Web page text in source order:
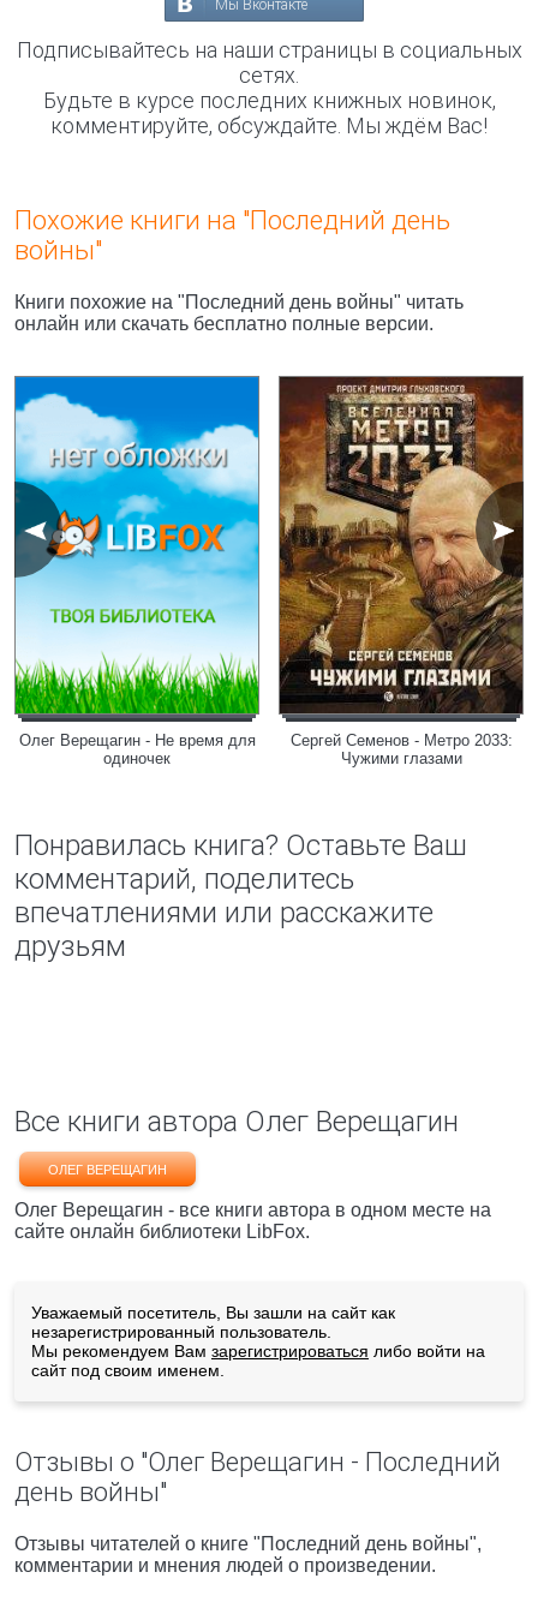
Мы Вконтакте
Подписывайтесь на наши страницы в социальных
сетях.
Будьте в курсе последних книжных новинок,
комментируйте, обсуждайте. Мы ждём Вас!
Похожие книги на "Последний день
войны"
Книги похожие на "Последний день войны" читать
онлайн или скачать бесплатно полные версии.
Олег Верещагин - Не время для
одиночек
Сергей Семенов - Метро 2033:
Чужими глазами
Понравилась книга? Оставьте Ваш
комментарий, поделитесь
впечатлениями или расскажите
друзьям
Все книги автора Олег Верещагин
ОЛЕГ ВЕРЕЩАГИН
Олег Верещагин - все книги автора в одном месте на
сайте онлайн библиотеки LibFox.
Уважаемый посетитель, Вы зашли на сайт как
незарегистрированный пользователь.
Мы рекомендуем Вам зарегистрироваться либо войти на
сайт под своим именем.
Отзывы о "Олег Верещагин - Последний
день войны"
Отзывы читателей о книге "Последний день войны",
комментарии и мнения людей о произведении.